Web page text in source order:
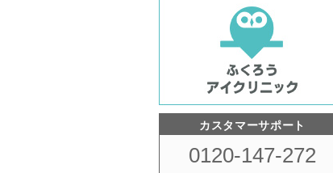
カスタマーサポート
0120-147-272